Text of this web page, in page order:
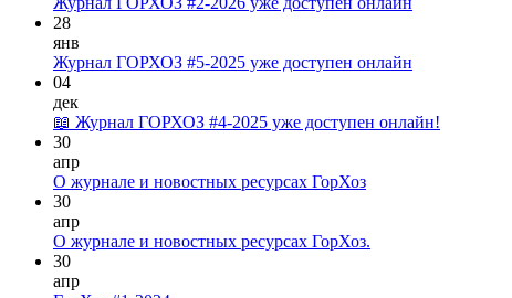
28
янв
Журнал ГОРХОЗ #5-2025 уже доступен онлайн
04
дек
📖 Журнал ГОРХОЗ #4-2025 уже доступен онлайн!
30
апр
О журнале и новостных ресурсах ГорХоз
30
апр
О журнале и новостных ресурсах ГорХоз.
30
апр